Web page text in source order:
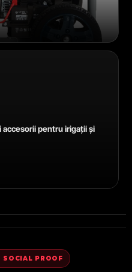
pentru irigații și
SOCIAL PROOF